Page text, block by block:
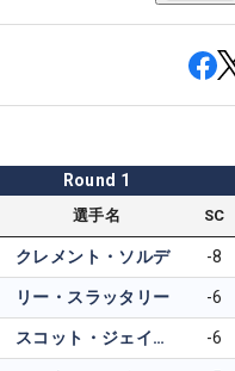
Round 1
選手名 SC
クレメント・ソルデ -8
リー・スラッタリー -6
スコット・ジェイミソン -6